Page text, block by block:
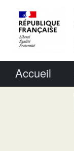
Accueil